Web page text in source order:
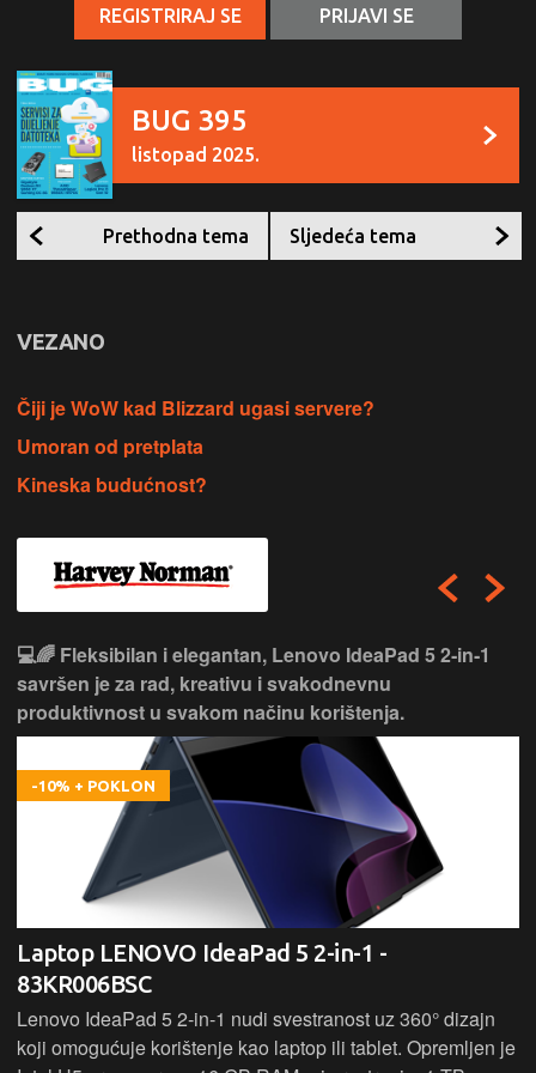
REGISTRIRAJ SE PRIJAVI SE
BUG 395
listopad 2025.
Prethodna tema Sljedeća tema
VEZANO
Čiji je WoW kad Blizzard ugasi servere?
Umoran od pretplata
Kineska budućnost?
💻🌈 Fleksibilan i elegantan, Lenovo IdeaPad 5 2‑in‑1
savršen je za rad, kreativu i svakodnevnu
produktivnost u svakom načinu korištenja.
-10% + POKLON
Laptop LENOVO IdeaPad 5 2-in-1 -
83KR006BSC
Lenovo IdeaPad 5 2‑in‑1 nudi svestranost uz 360° dizajn
koji omogućuje korištenje kao laptop ili tablet. Opremljen je